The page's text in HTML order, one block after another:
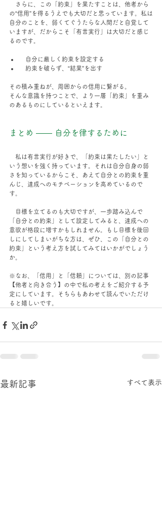
さらに、この「約束」を果たすことは、他者から
の“信用”を得るうえでも大切だと思っています。私は
自分のことを、弱くてぐうたらな人間だと自覚して
いますが、だからこそ「有言実行」は大切だと感じ
るのです。
自分に厳しく約束を設定する
約束を破らず、“結果”を出す
その積み重ねが、周囲からの信用に繋がる。
そんな意識を持つことで、より一層「約束」を重み
のあるものにしているといえます。
まとめ —— 自分を律するために
私は有言実行が好きで、「約束は果たしたい」と
いう想いを強く持っています。それは自分自身の弱
さを知っているからこそ、あえて自分との約束を重
んじ、達成へのモチベーションを高めているので
す。
目標を立てるのも大切ですが、一歩踏み込んで
「自分との約束」として設定してみると、達成への
意欲が格段に増すかもしれません。もし目標を後回
しにしてしまいがちな方は、ぜひ、この「自分との
約束」という考え方を試してみてはいかがでしょう
か。
※なお、「信用」と「信頼」については、別の記事
【他者と向き合う】の中で私の考えをご紹介する予
定にしています。そちらもあわせて読んでいただけ
ると嬉しいです。
最新記事 すべて表示